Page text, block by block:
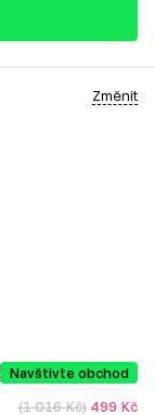
Změnit
Navštivte obchod
(1 016 Kč) 499 Kč